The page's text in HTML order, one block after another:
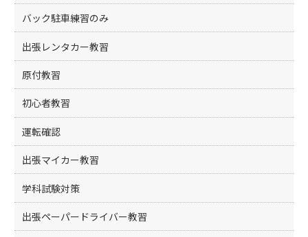
バック駐車練習のみ
出張レンタカー教習
原付教習
初心者教習
運転確認
出張マイカー教習
学科試験対策
出張ペーパードライバー教習